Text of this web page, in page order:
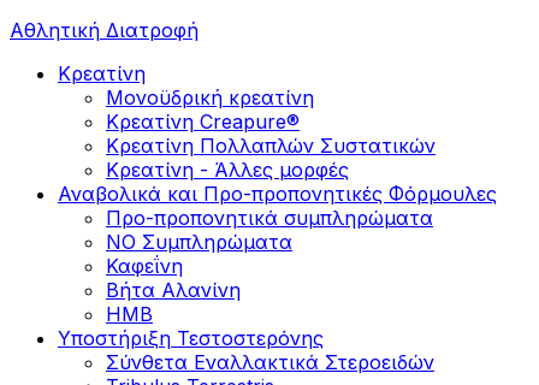
Αθλητική Διατροφή
Κρεατίνη
Μονοϋδρική κρεατίνη
Κρεατίνη Creapure®
Κρεατίνη Πολλαπλών Συστατικών
Κρεατίνη - Άλλες μορφές
Αναβολικά και Προ-προπονητικές Φόρμουλες
Προ-προπονητικά συμπληρώματα
ΝΟ Συμπληρώματα
Καφεΐνη
Βήτα Αλανίνη
HMB
Υποστήριξη Τεστοστερόνης
Σύνθετα Εναλλακτικά Στεροειδών